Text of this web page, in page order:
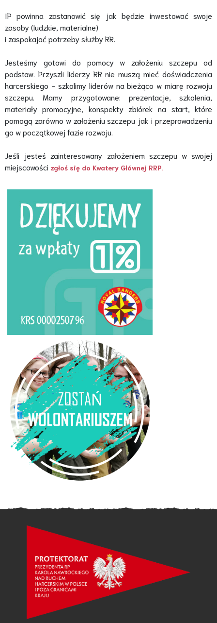
IP powinna zastanowić się jak będzie inwestować swoje
zasoby (ludzkie, materialne)
i zaspokajać potrzeby służby RR.
Jesteśmy gotowi do pomocy w założeniu szczepu od
podstaw. Przyszli liderzy RR nie muszą mieć doświadczenia
harcerskiego - szkolimy liderów na bieżąco w miarę rozwoju
szczepu. Mamy przygotowane: prezentacje, szkolenia,
materiały promocyjne, konspekty zbiórek na start, które
pomogą zarówno w założeniu szczepu jak i przeprowadzeniu
go w początkowej fazie rozwoju.
Jeśli jesteś zainteresowany założeniem szczepu w swojej
miejscowości zgłoś się do Kwatery Głównej RRP.